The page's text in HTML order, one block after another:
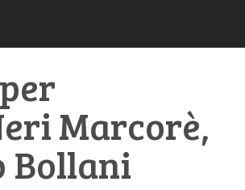
Marcorè,
Bollani